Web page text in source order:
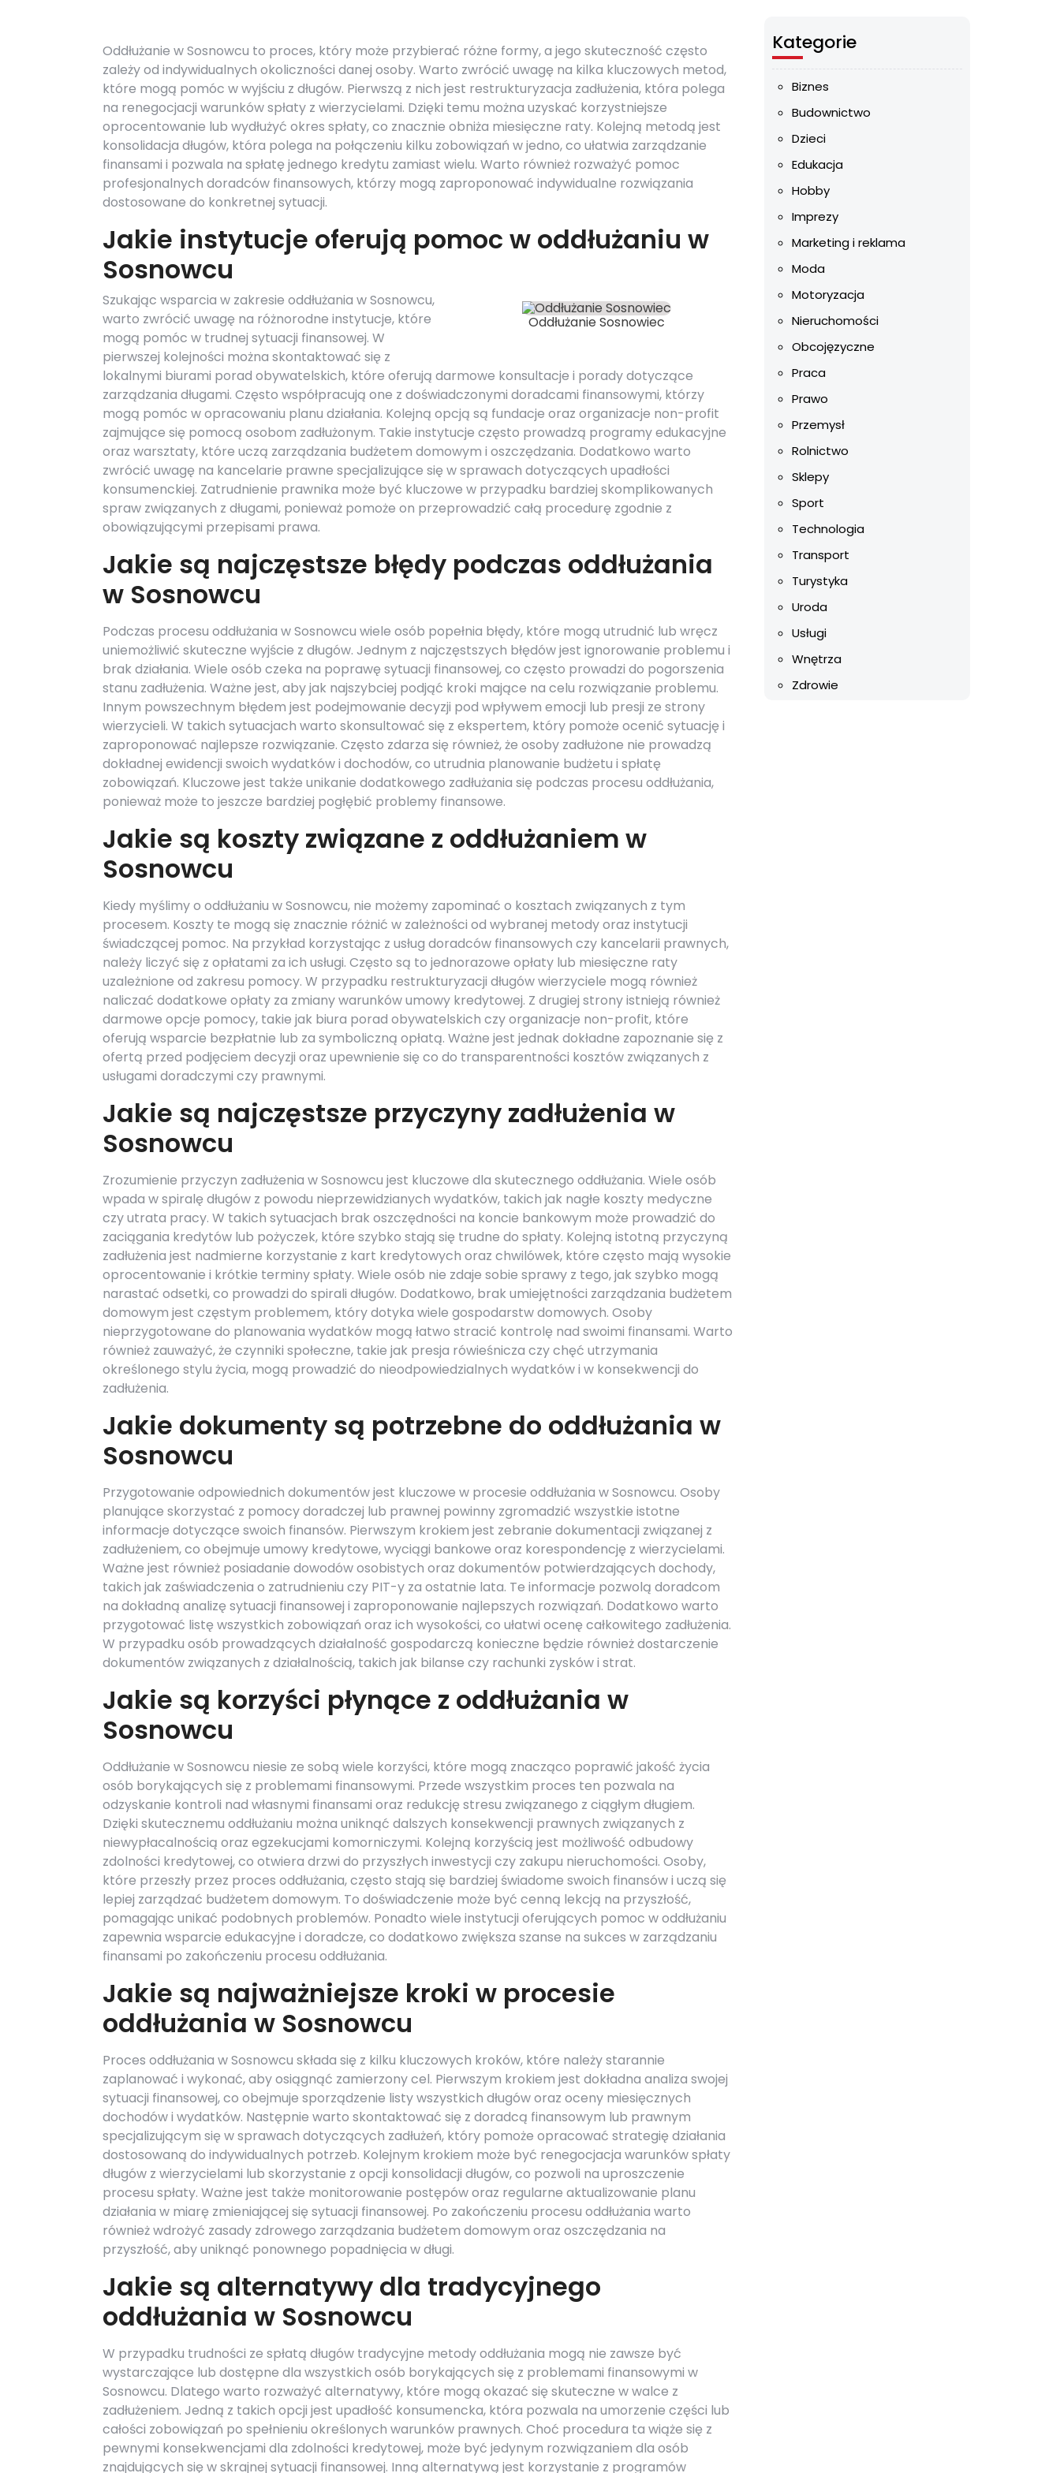
Oddłużanie w Sosnowcu to proces, który może przybierać różne formy, a jego skuteczność często
zależy od indywidualnych okoliczności danej osoby. Warto zwrócić uwagę na kilka kluczowych metod,
które mogą pomóc w wyjściu z długów. Pierwszą z nich jest restrukturyzacja zadłużenia, która polega
na renegocjacji warunków spłaty z wierzycielami. Dzięki temu można uzyskać korzystniejsze
oprocentowanie lub wydłużyć okres spłaty, co znacznie obniża miesięczne raty. Kolejną metodą jest
konsolidacja długów, która polega na połączeniu kilku zobowiązań w jedno, co ułatwia zarządzanie
finansami i pozwala na spłatę jednego kredytu zamiast wielu. Warto również rozważyć pomoc
profesjonalnych doradców finansowych, którzy mogą zaproponować indywidualne rozwiązania
dostosowane do konkretnej sytuacji.
Jakie instytucje oferują pomoc w oddłużaniu w
Sosnowcu
Oddłużanie Sosnowiec
Szukając wsparcia w zakresie oddłużania w Sosnowcu,
warto zwrócić uwagę na różnorodne instytucje, które
mogą pomóc w trudnej sytuacji finansowej. W
pierwszej kolejności można skontaktować się z
lokalnymi biurami porad obywatelskich, które oferują darmowe konsultacje i porady dotyczące
zarządzania długami. Często współpracują one z doświadczonymi doradcami finansowymi, którzy
mogą pomóc w opracowaniu planu działania. Kolejną opcją są fundacje oraz organizacje non-profit
zajmujące się pomocą osobom zadłużonym. Takie instytucje często prowadzą programy edukacyjne
oraz warsztaty, które uczą zarządzania budżetem domowym i oszczędzania. Dodatkowo warto
zwrócić uwagę na kancelarie prawne specjalizujące się w sprawach dotyczących upadłości
konsumenckiej. Zatrudnienie prawnika może być kluczowe w przypadku bardziej skomplikowanych
spraw związanych z długami, ponieważ pomoże on przeprowadzić całą procedurę zgodnie z
obowiązującymi przepisami prawa.
Jakie są najczęstsze błędy podczas oddłużania
w Sosnowcu
Podczas procesu oddłużania w Sosnowcu wiele osób popełnia błędy, które mogą utrudnić lub wręcz
uniemożliwić skuteczne wyjście z długów. Jednym z najczęstszych błędów jest ignorowanie problemu i
brak działania. Wiele osób czeka na poprawę sytuacji finansowej, co często prowadzi do pogorszenia
stanu zadłużenia. Ważne jest, aby jak najszybciej podjąć kroki mające na celu rozwiązanie problemu.
Innym powszechnym błędem jest podejmowanie decyzji pod wpływem emocji lub presji ze strony
wierzycieli. W takich sytuacjach warto skonsultować się z ekspertem, który pomoże ocenić sytuację i
zaproponować najlepsze rozwiązanie. Często zdarza się również, że osoby zadłużone nie prowadzą
dokładnej ewidencji swoich wydatków i dochodów, co utrudnia planowanie budżetu i spłatę
zobowiązań. Kluczowe jest także unikanie dodatkowego zadłużania się podczas procesu oddłużania,
ponieważ może to jeszcze bardziej pogłębić problemy finansowe.
Jakie są koszty związane z oddłużaniem w
Sosnowcu
Kiedy myślimy o oddłużaniu w Sosnowcu, nie możemy zapominać o kosztach związanych z tym
procesem. Koszty te mogą się znacznie różnić w zależności od wybranej metody oraz instytucji
świadczącej pomoc. Na przykład korzystając z usług doradców finansowych czy kancelarii prawnych,
należy liczyć się z opłatami za ich usługi. Często są to jednorazowe opłaty lub miesięczne raty
uzależnione od zakresu pomocy. W przypadku restrukturyzacji długów wierzyciele mogą również
naliczać dodatkowe opłaty za zmiany warunków umowy kredytowej. Z drugiej strony istnieją również
darmowe opcje pomocy, takie jak biura porad obywatelskich czy organizacje non-profit, które
oferują wsparcie bezpłatnie lub za symboliczną opłatą. Ważne jest jednak dokładne zapoznanie się z
ofertą przed podjęciem decyzji oraz upewnienie się co do transparentności kosztów związanych z
usługami doradczymi czy prawnymi.
Jakie są najczęstsze przyczyny zadłużenia w
Sosnowcu
Zrozumienie przyczyn zadłużenia w Sosnowcu jest kluczowe dla skutecznego oddłużania. Wiele osób
wpada w spiralę długów z powodu nieprzewidzianych wydatków, takich jak nagłe koszty medyczne
czy utrata pracy. W takich sytuacjach brak oszczędności na koncie bankowym może prowadzić do
zaciągania kredytów lub pożyczek, które szybko stają się trudne do spłaty. Kolejną istotną przyczyną
zadłużenia jest nadmierne korzystanie z kart kredytowych oraz chwilówek, które często mają wysokie
oprocentowanie i krótkie terminy spłaty. Wiele osób nie zdaje sobie sprawy z tego, jak szybko mogą
narastać odsetki, co prowadzi do spirali długów. Dodatkowo, brak umiejętności zarządzania budżetem
domowym jest częstym problemem, który dotyka wiele gospodarstw domowych. Osoby
nieprzygotowane do planowania wydatków mogą łatwo stracić kontrolę nad swoimi finansami. Warto
również zauważyć, że czynniki społeczne, takie jak presja rówieśnicza czy chęć utrzymania
określonego stylu życia, mogą prowadzić do nieodpowiedzialnych wydatków i w konsekwencji do
zadłużenia.
Jakie dokumenty są potrzebne do oddłużania w
Sosnowcu
Przygotowanie odpowiednich dokumentów jest kluczowe w procesie oddłużania w Sosnowcu. Osoby
planujące skorzystać z pomocy doradczej lub prawnej powinny zgromadzić wszystkie istotne
informacje dotyczące swoich finansów. Pierwszym krokiem jest zebranie dokumentacji związanej z
zadłużeniem, co obejmuje umowy kredytowe, wyciągi bankowe oraz korespondencję z wierzycielami.
Ważne jest również posiadanie dowodów osobistych oraz dokumentów potwierdzających dochody,
takich jak zaświadczenia o zatrudnieniu czy PIT-y za ostatnie lata. Te informacje pozwolą doradcom
na dokładną analizę sytuacji finansowej i zaproponowanie najlepszych rozwiązań. Dodatkowo warto
przygotować listę wszystkich zobowiązań oraz ich wysokości, co ułatwi ocenę całkowitego zadłużenia.
W przypadku osób prowadzących działalność gospodarczą konieczne będzie również dostarczenie
dokumentów związanych z działalnością, takich jak bilanse czy rachunki zysków i strat.
Jakie są korzyści płynące z oddłużania w
Sosnowcu
Oddłużanie w Sosnowcu niesie ze sobą wiele korzyści, które mogą znacząco poprawić jakość życia
osób borykających się z problemami finansowymi. Przede wszystkim proces ten pozwala na
odzyskanie kontroli nad własnymi finansami oraz redukcję stresu związanego z ciągłym długiem.
Dzięki skutecznemu oddłużaniu można uniknąć dalszych konsekwencji prawnych związanych z
niewypłacalnością oraz egzekucjami komorniczymi. Kolejną korzyścią jest możliwość odbudowy
zdolności kredytowej, co otwiera drzwi do przyszłych inwestycji czy zakupu nieruchomości. Osoby,
które przeszły przez proces oddłużania, często stają się bardziej świadome swoich finansów i uczą się
lepiej zarządzać budżetem domowym. To doświadczenie może być cenną lekcją na przyszłość,
pomagając unikać podobnych problemów. Ponadto wiele instytucji oferujących pomoc w oddłużaniu
zapewnia wsparcie edukacyjne i doradcze, co dodatkowo zwiększa szanse na sukces w zarządzaniu
finansami po zakończeniu procesu oddłużania.
Jakie są najważniejsze kroki w procesie
oddłużania w Sosnowcu
Proces oddłużania w Sosnowcu składa się z kilku kluczowych kroków, które należy starannie
zaplanować i wykonać, aby osiągnąć zamierzony cel. Pierwszym krokiem jest dokładna analiza swojej
sytuacji finansowej, co obejmuje sporządzenie listy wszystkich długów oraz oceny miesięcznych
dochodów i wydatków. Następnie warto skontaktować się z doradcą finansowym lub prawnym
specjalizującym się w sprawach dotyczących zadłużeń, który pomoże opracować strategię działania
dostosowaną do indywidualnych potrzeb. Kolejnym krokiem może być renegocjacja warunków spłaty
długów z wierzycielami lub skorzystanie z opcji konsolidacji długów, co pozwoli na uproszczenie
procesu spłaty. Ważne jest także monitorowanie postępów oraz regularne aktualizowanie planu
działania w miarę zmieniającej się sytuacji finansowej. Po zakończeniu procesu oddłużania warto
również wdrożyć zasady zdrowego zarządzania budżetem domowym oraz oszczędzania na
przyszłość, aby uniknąć ponownego popadnięcia w długi.
Jakie są alternatywy dla tradycyjnego
oddłużania w Sosnowcu
W przypadku trudności ze spłatą długów tradycyjne metody oddłużania mogą nie zawsze być
wystarczające lub dostępne dla wszystkich osób borykających się z problemami finansowymi w
Sosnowcu. Dlatego warto rozważyć alternatywy, które mogą okazać się skuteczne w walce z
zadłużeniem. Jedną z takich opcji jest upadłość konsumencka, która pozwala na umorzenie części lub
całości zobowiązań po spełnieniu określonych warunków prawnych. Choć procedura ta wiąże się z
pewnymi konsekwencjami dla zdolności kredytowej, może być jedynym rozwiązaniem dla osób
znajdujących się w skrajnej sytuacji finansowej. Inną alternatywą jest korzystanie z programów
Kategorie
Biznes
Budownictwo
Dzieci
Edukacja
Hobby
Imprezy
Marketing i reklama
Moda
Motoryzacja
Nieruchomości
Obcojęzyczne
Praca
Prawo
Przemysł
Rolnictwo
Sklepy
Sport
Technologia
Transport
Turystyka
Uroda
Usługi
Wnętrza
Zdrowie